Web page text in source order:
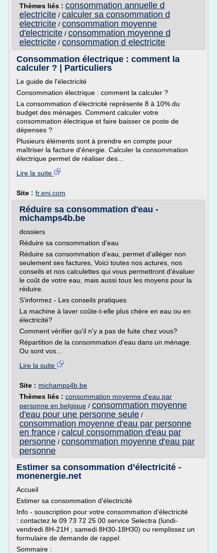
Thèmes liés : consommation annuelle d
electricite / calculer sa consommation d
electricite / consommation moyenne
d'electricite / consommation moyenne d
electricite / consommation d electricite
Consommation électrique : comment la
calculer ? | Particuliers
Le guide de l'électricité
Consommation électrique : comment la calculer ?
La consommation d'électricité représente 8 à 10% du
budget des ménages. Comment calculer votre
consommation électrique et faire baisser ce poste de
dépenses ?
Plusieurs éléments sont à prendre en compte pour
maîtriser la facture d'énergie. Calculer la consommation
électrique permet de réaliser des...
Lire la suite
Site : fr.eni.com
Réduire sa consommation d'eau -
michamps4b.be
dossiers
Réduire sa consommation d'eau
Réduire sa consommation d'eau, permet d'alléger non
seulement ses factures, Voici toutes nos actures, nos
conseils et nos calculettes qui vous permettront d'évaluer
le coût de votre eau, mais aussi tous les moyens pour la
réduire.
S'informez - Les conseils pratiques
La machine à laver coûte-t-elle plus chère en eau ou en
électricité?
Comment vérifier qu'il n'y a pas de fuite chez vous?
Répartition de la consommation d'eau dans un ménage.
Ou sont vos...
Lire la suite
Site : michamps4b.be
Thèmes liés : consommation moyenne d'eau par
personne en belgique / consommation moyenne
d'eau pour une personne seule /
consommation moyenne d'eau par personne
en france / calcul consommation d'eau par
personne / consommation moyenne d'eau par
personne
Estimer sa consommation d’électricité -
monenergie.net
Accueil
Estimer sa consommation d'électricité
Info - souscription pour votre consommation d'électricité
: contactez le 09 73 72 25 00 service Selectra (lundi-
vendredi 8H-21H ; samedi 8H30-18H30) ou remplissez un
formulaire de demande de rappel.
Sommaire :